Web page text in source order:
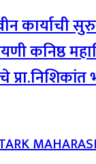
कार्याची
कनिष्ठ